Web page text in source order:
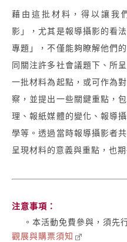
藉由這批材料，得以讓我
影」，尤其是報導攝影的看
專題」，不僅能夠瞭解他們
同關注許多社會議題下、所
一批材料為起點，或可作為
察，並提出一些關鍵重點，
理、報紙媒體的變化、報導
學等。透過當時報導攝影者
呈現材料的意義與重點，也
注意事項：
。本活動免費參與，須先
觀展與購票須知